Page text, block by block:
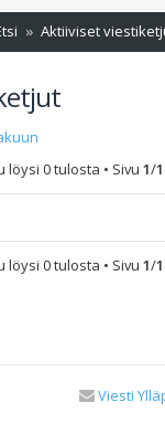
Aktiiviset
löysi 0 tulosta • Sivu 1/1
löysi 0 tulosta • Sivu 1/1
Viesti